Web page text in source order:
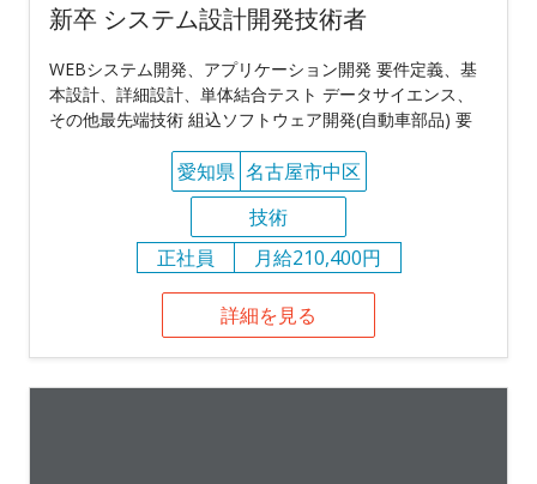
新卒 システム設計開発技術者
WEBシステム開発、アプリケーション開発 要件定義、基
本設計、詳細設計、単体結合テスト データサイエンス、
その他最先端技術 組込ソフトウェア開発(自動車部品) 要
愛知県 名古屋市中区
技術
正社員
月給210,400円
詳細を見る